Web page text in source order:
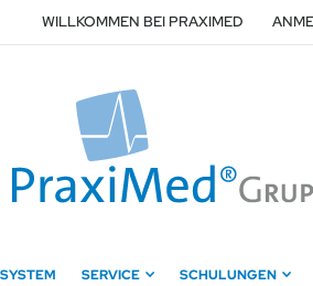
WILLKOMMEN BEI PRAXIMED
SERVICE SCHULUNGEN